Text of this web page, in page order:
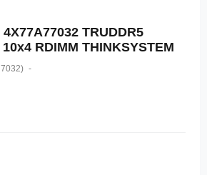
TRUDDR5
RDIMM THINKSYSTEM